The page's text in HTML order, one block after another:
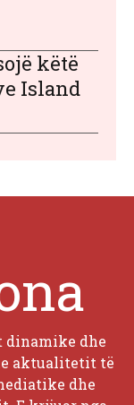
këtë
Island
dinamike dhe
aktualitetit të
dhe